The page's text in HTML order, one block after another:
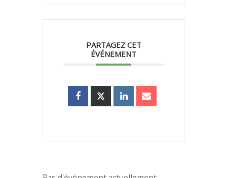
PARTAGEZ CET
ÉVÉNEMENT